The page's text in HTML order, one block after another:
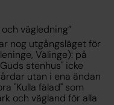
vägledning”
nog utgångsläget för
Välinge): på
stenhus" icke
utan i ena ändan
"Kulla fälad" som
och vägland för alla